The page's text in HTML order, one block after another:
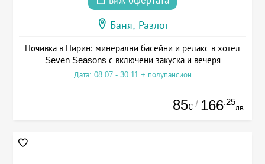
Баня, Разлог
Почивка в Пирин: минерални басейни и релакс в хотел
Seven Seasons с включени закуска и вечеря
Дата: 08.07 - 30.11 + полупансион
85€ / 166.25
лв.